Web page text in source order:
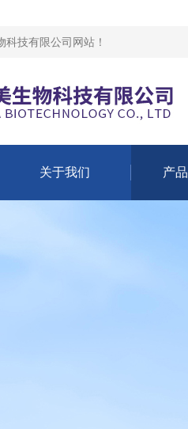
科技有限公司网站 ！
关于我们 产